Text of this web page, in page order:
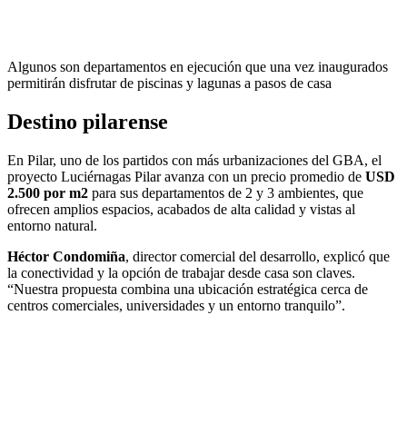
Algunos son departamentos en ejecución que una vez inaugurados
permitirán disfrutar de piscinas y lagunas a pasos de casa
Destino pilarense
En Pilar, uno de los partidos con más urbanizaciones del GBA, el
proyecto Luciérnagas Pilar avanza con un precio promedio de USD
2.500 por m2 para sus departamentos de 2 y 3 ambientes, que
ofrecen amplios espacios, acabados de alta calidad y vistas al
entorno natural.
Héctor Condomiña, director comercial del desarrollo, explicó que
la conectividad y la opción de trabajar desde casa son claves.
“Nuestra propuesta combina una ubicación estratégica cerca de
centros comerciales, universidades y un entorno tranquilo”.